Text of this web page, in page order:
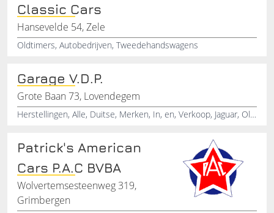
Classic Cars
Hansevelde 54, Zele
Oldtimers, Autobedrijven, Tweedehandswagens
Garage V.D.P.
Grote Baan 73, Lovendegem
Herstellingen, Alle, Duitse, Merken, In, en, Verkoop, Jaguar, Oldtimers
Patrick's American
Cars P.A.C BVBA
Wolvertemsesteenweg 319,
Grimbergen